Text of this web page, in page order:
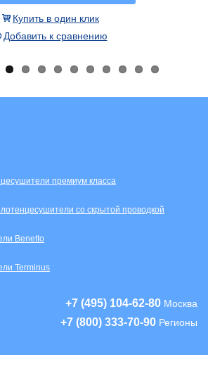
Купить в один клик
Добавить к сравнению
премиум класса
со скрытой проводкой
Benetto
Terminus
+7 (495) 104-62-80 Москва
+7 (800) 333-70-90 Регионы